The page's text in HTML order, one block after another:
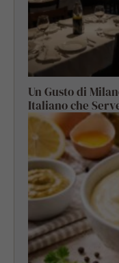
Un Gusto di
Italiano che